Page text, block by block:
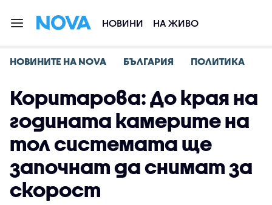
НОВИНИ НА ЖИВО
НОВИНИТЕ НА NOVA БЪЛГАРИЯ ПОЛИТИКА
Коритарова: До края на
годината камерите на
тол системата ще
започнат да снимат за
скорост